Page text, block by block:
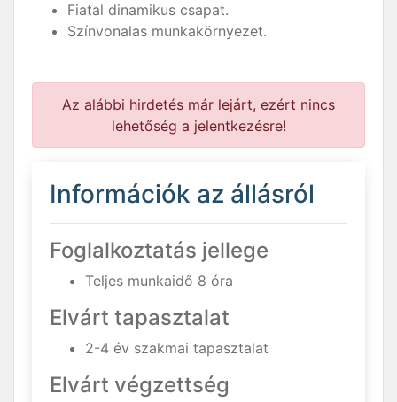
Fiatal dinamikus csapat.
Színvonalas munkakörnyezet.
Az alábbi hirdetés már lejárt, ezért nincs
lehetőség a jelentkezésre!
Információk az állásról
Foglalkoztatás jellege
Teljes munkaidő 8 óra
Elvárt tapasztalat
2-4 év szakmai tapasztalat
Elvárt végzettség